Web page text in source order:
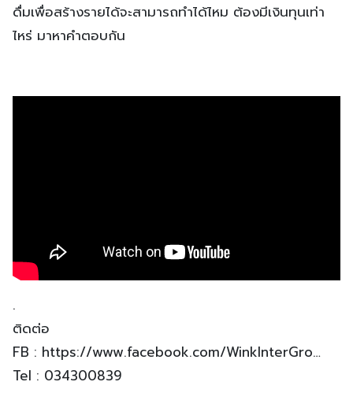
ดื่มเพื่อสร้างรายได้จะสามารถทำได้ไหม ต้องมีเงินทุนเท่า
ไหร่ มาหาคำตอบกัน
.
ติดต่อ
FB : https://www.facebook.com/WinkInterGro…
Tel : 034300839